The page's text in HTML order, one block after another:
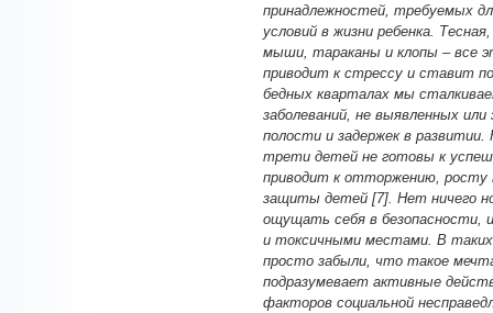
принадлежностей, требуемых
условий в жизни ребенка.
мыши, тараканы и клопы – все
приводит к стрессу и ставит
бедных кварталах мы
заболеваний, не выявленных
полости и задержек в
трети детей не готовы к
приводит к отторжению, росту
защиты детей [7]. Нет ничего
ощущать себя в безопасности,
и токсичными местами. В таких
просто забыли, что такое
подразумевает активные
факторов социальной